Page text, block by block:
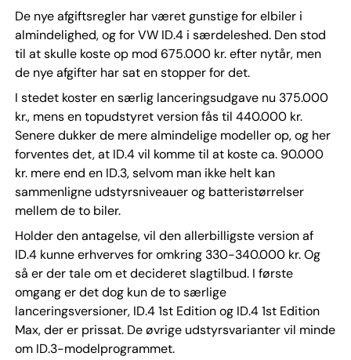
De nye afgiftsregler har været gunstige for elbiler i
almindelighed, og for VW ID.4 i særdeleshed. Den stod
til at skulle koste op mod 675.000 kr. efter nytår, men
de nye afgifter har sat en stopper for det.
I stedet koster en særlig lanceringsudgave nu 375.000
kr., mens en topudstyret version fås til 440.000 kr.
Senere dukker de mere almindelige modeller op, og her
forventes det, at ID.4 vil komme til at koste ca. 90.000
kr. mere end en ID.3, selvom man ikke helt kan
sammenligne udstyrsniveauer og batteristørrelser
mellem de to biler.
Holder den antagelse, vil den allerbilligste version af
ID.4 kunne erhverves for omkring 330-340.000 kr. Og
så er der tale om et decideret slagtilbud. I første
omgang er det dog kun de to særlige
lanceringsversioner, ID.4 1st Edition og ID.4 1st Edition
Max, der er prissat. De øvrige udstyrsvarianter vil minde
om ID.3-modelprogrammet.